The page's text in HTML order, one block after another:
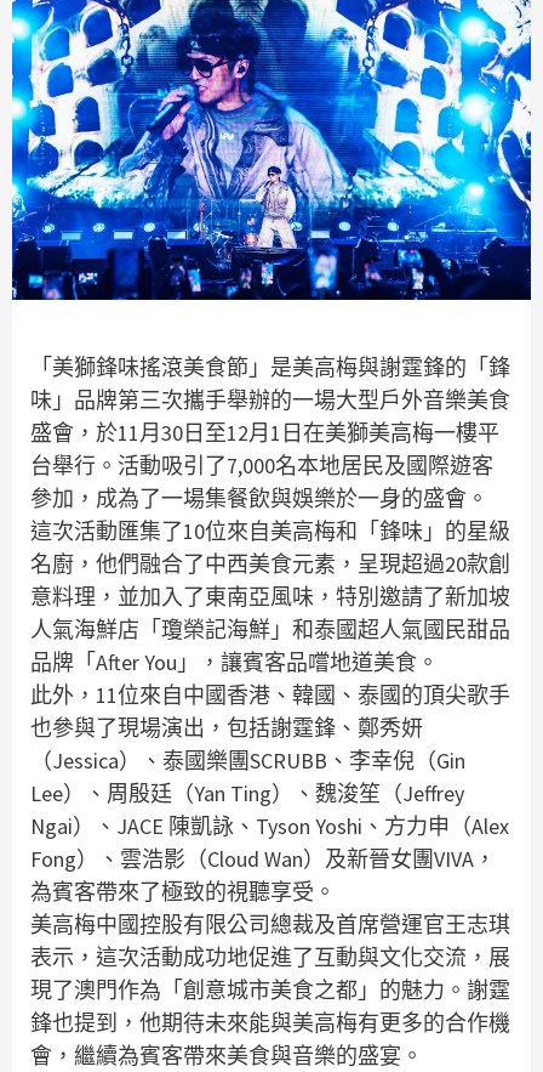
「美獅鋒味搖滾美食節」是美高梅與謝霆鋒的「鋒
味」品牌第三次攜手舉辦的一場大型戶外音樂美食
盛會，於11月30日至12月1日在美獅美高梅一樓平
台舉行。活動吸引了7,000名本地居民及國際遊客
參加，成為了一場集餐飲與娛樂於一身的盛會。
這次活動匯集了10位來自美高梅和「鋒味」的星級
名廚，他們融合了中西美食元素，呈現超過20款創
意料理，並加入了東南亞風味，特別邀請了新加坡
人氣海鮮店「瓊榮記海鮮」和泰國超人氣國民甜品
品牌「After You」，讓賓客品嚐地道美食。
此外，11位來自中國香港、韓國、泰國的頂尖歌手
也參與了現場演出，包括謝霆鋒、鄭秀妍
（Jessica）、泰國樂團SCRUBB、李幸倪（Gin
Lee）、周殷廷（Yan Ting）、魏浚笙（Jeffrey
Ngai）、JACE 陳凱詠、Tyson Yoshi、方力申（Alex
Fong）、雲浩影（Cloud Wan）及新晉女團VIVA，
為賓客帶來了極致的視聽享受。
美高梅中國控股有限公司總裁及首席營運官王志琪
表示，這次活動成功地促進了互動與文化交流，展
現了澳門作為「創意城市美食之都」的魅力。謝霆
鋒也提到，他期待未來能與美高梅有更多的合作機
會，繼續為賓客帶來美食與音樂的盛宴。